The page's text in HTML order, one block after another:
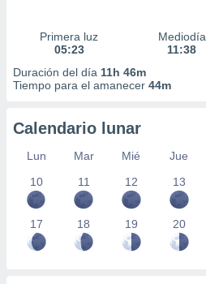
Primera luz
05:23
Mediodía
11:38
Duración del día 11h 46m
Tiempo para el amanecer 44m
Calendario lunar
Lun Mar Mié Jue
10
11 12 13
17 18 19 20